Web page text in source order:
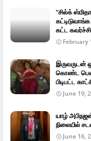
“சில்க்
கட்ட
February
இருவருடன்
கொண்ட
பிடிபட்ட
June 19,
யாழ்
நிலையில்
June 16,